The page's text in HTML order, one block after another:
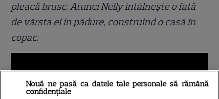
pleacăbrusc. Atunci Nellyîntâlnește o fată
de vârsta eiîn pădure, construind o casă în
copac.
Nouă ne pasă ca datele tale personale să rămână
confidențiale